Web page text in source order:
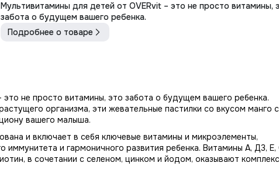
Мультивитамины для детей от OVERvit – это не просто витамины,
забота о будущем вашего ребенка.
Подробнее о товаре
не просто витамины, это забота о будущем вашего ребенка.
организма, эти жевательные пастилки со вкусом манго
вашего малыша.
и включает в себя ключевые витамины и микроэлементы,
и гармоничного развития ребенка. Витамины А, Д3, Е,
в сочетании с селеном, цинком и йодом, оказывают